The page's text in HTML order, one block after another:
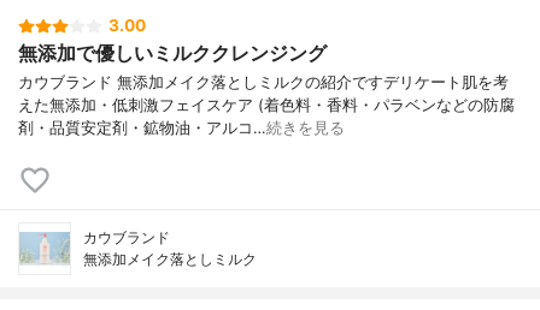
3.00
無添加で優しいミルククレンジング
カウブランド 無添加メイク落としミルクの紹介ですデリケート肌を考
えた無添加・低刺激フェイスケア (着色料・香料・パラベンなどの防腐
剤・品質安定剤・鉱物油・アルコ…続きを見る
カウブランド
無添加メイク落としミルク